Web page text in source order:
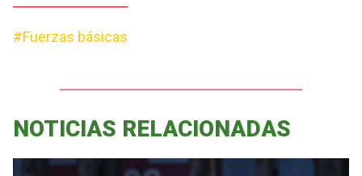
#Fuerzas básicas
NOTICIAS RELACIONADAS